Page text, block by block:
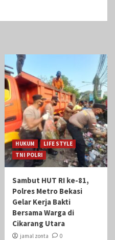
HUKUM
LIFE STYLE
TNI POLRI
Sambut HUT RI ke-81,
Polres Metro Bekasi
Gelar Kerja Bakti
Bersama Warga di
Cikarang Utara
jamal zonta 0